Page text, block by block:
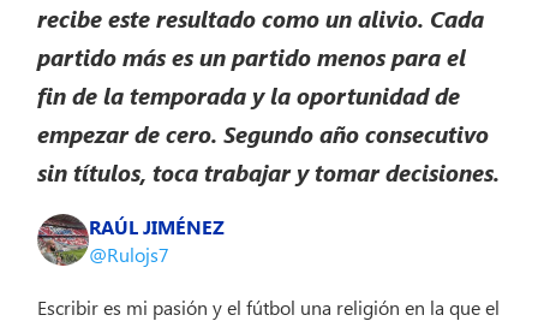
recibe este resultado como un alivio. Cada
partido más es un partido menos para el
fin de la temporada y la oportunidad de
empezar de cero. Segundo año consecutivo
sin títulos, toca trabajar y tomar decisiones.
RAÚL JIMÉNEZ
@Rulojs7
Escribir es mi pasión y el fútbol una religión en la que el